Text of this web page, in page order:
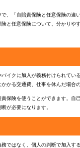
、「自賠責保険と任意保険の
と任意保険について、分かり
イクに加入が義務付けられて
かる交通費、仕事を休んだ場合
保険を使うことができます。
が必要になります。
ではなく、個人の判断で加入